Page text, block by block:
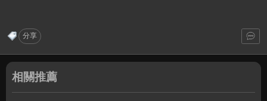
分享
相關推薦